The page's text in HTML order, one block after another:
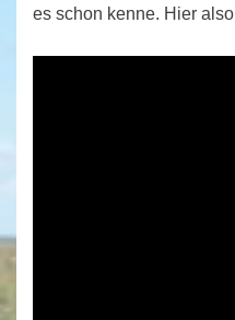
es schon kenne. Hier also